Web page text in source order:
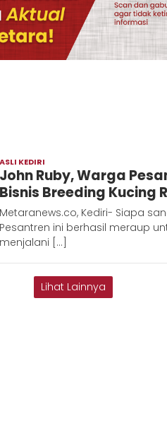
ASLI KEDIRI
Metaranews
John Ruby, Warga
Bisnis Breeding Kucing
Metaranews.co, Kediri- Siapa
Pesantren ini berhasil meraup
menjalani […]
Lihat Lainnya